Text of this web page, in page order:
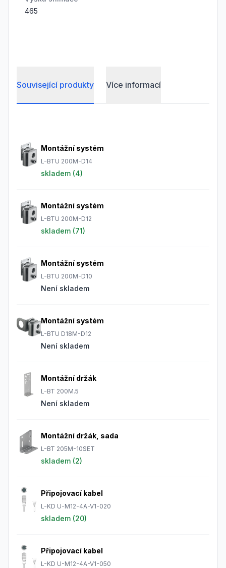
465
Související produkty Více informací
Montážní systém
L-BTU 200M-D14
skladem (4)
Montážní systém
L-BTU 200M-D12
skladem (71)
Montážní systém
L-BTU 200M-D10
Není skladem
Montážní systém
L-BTU D18M-D12
Není skladem
Montážní držák
L-BT 200M.5
Není skladem
Montážní držák, sada
L-BT 205M-10SET
skladem (2)
Připojovací kabel
L-KD U-M12-4A-V1-020
skladem (20)
Připojovací kabel
L-KD U-M12-4A-V1-050